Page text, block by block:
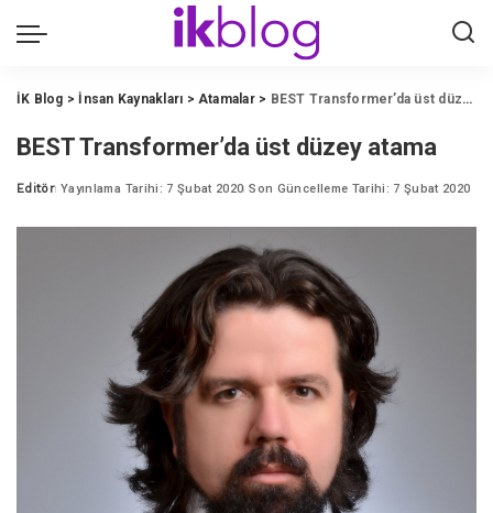
İK Blog > İnsan Kaynakları > Atamalar> BEST Transformer’da üst düzey atama
BEST Transformer’da üst düzey atama
Posted
Editör Yayınlama Tarihi: 7 Şubat 2020 Son Güncelleme Tarihi: 7 Şubat 2020